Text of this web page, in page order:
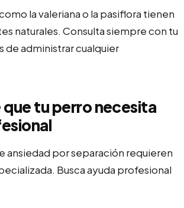
la valeriana o la pasiflora tienen
naturales. Consulta siempre con tu
de administrar cualquier
que tu perro necesita
ansiedad por separación requieren
Busca ayuda profesional